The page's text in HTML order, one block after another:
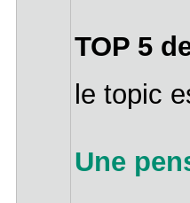
TOP 5
le topic
Une